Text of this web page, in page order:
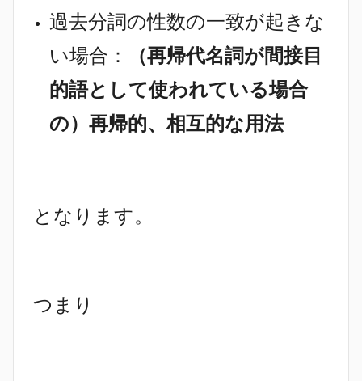
過去分詞の性数の一致が起きな
い場合：
（再帰代名詞が間接目
的語として使われている場合
の）再帰的、相互的な用法
となります。
つまり